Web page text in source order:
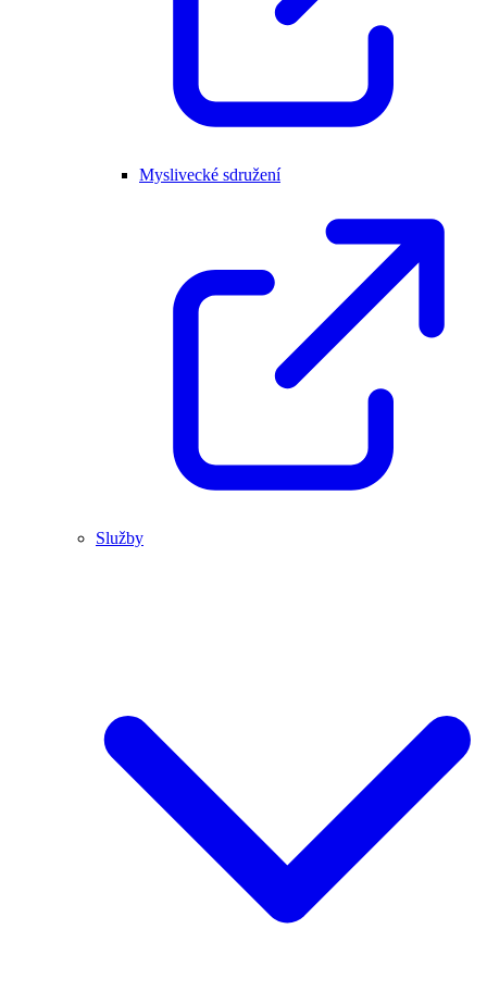
Myslivecké sdružení
Služby